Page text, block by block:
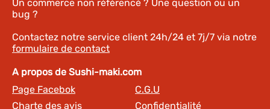
Un commerce non référencé ? Une question ou un
bug ?
Contactez notre service client 24h/24 et 7j/7 via notre
formulaire de contact
A propos de Sushi-maki.com
Page Facebok
C.G.U
Charte des avis
Confidentialité